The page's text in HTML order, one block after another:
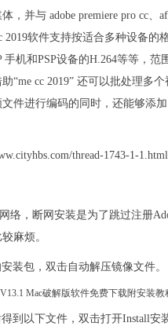
，并与 adobe premiere pro cc、
2019软件支持按适合多种设备的
手机和PSP设备的H.264等等，
“me cc 2019” 还可以批处理多
件进行编码的同时，还能够添
thread-1743-1-1.html
络，断网安装是为了跳过注册
麻烦。
装包，双击自动解压镜像文件。
到以下文件，双击打开Install安